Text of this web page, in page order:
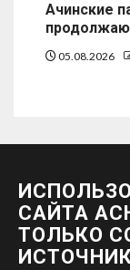
Ачинские
05.08.2026
САЙТА
ТОЛЬКО